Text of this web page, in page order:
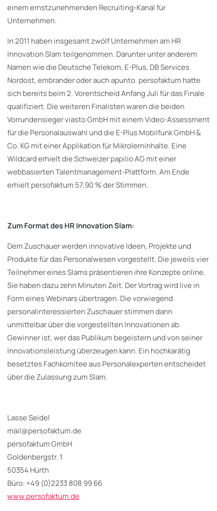
einem ernstzunehmenden Recruiting-Kanal für
Unternehmen.
In 2011 haben insgesamt zwölf Unternehmen am HR
Innovation Slam teilgenommen. Darunter unter anderem
Namen wie die Deutsche Telekom, E-Plus, DB Services
Nordost, embrander oder auch apunto. persofaktum hatte
sich bereits beim 2. Vorentscheid Anfang Juli für das Finale
qualifiziert. Die weiteren Finalisten waren die beiden
Vorrundensieger viasto GmbH mit einem Video-Assessment
für die Personalauswahl und die E-Plus Mobilfunk GmbH &
Co. KG mit einer Applikation für Mikrolerninhalte. Eine
Wildcard erhielt die Schweizer papilio AG mit einer
webbasierten Talentmanagement-Plattform. Am Ende
erhielt persofaktum 57,90 % der Stimmen.
Zum Format des HR Innovation Slam:
Dem Zuschauer werden innovative Ideen, Projekte und
Produkte für das Personalwesen vorgestellt. Die jeweils vier
Teilnehmer eines Slams präsentieren ihre Konzepte online.
Sie haben dazu zehn Minuten Zeit. Der Vortrag wird live in
Form eines Webinars übertragen. Die vorwiegend
personalinteressierten Zuschauer stimmen dann
unmittelbar über die vorgestellten Innovationen ab.
Gewinner ist, wer das Publikum begeistern und von seiner
Innovationsleistung überzeugen kann. Ein hochkarätig
besetztes Fachkomitee aus Personalexperten entscheidet
über die Zulassung zum Slam.
Lasse Seidel
mail@persofaktum.de
persofaktum GmbH
Goldenbergstr. 1
50354 Hürth
Büro: +49 (0)2233 808 99 66
www.persofaktum.de